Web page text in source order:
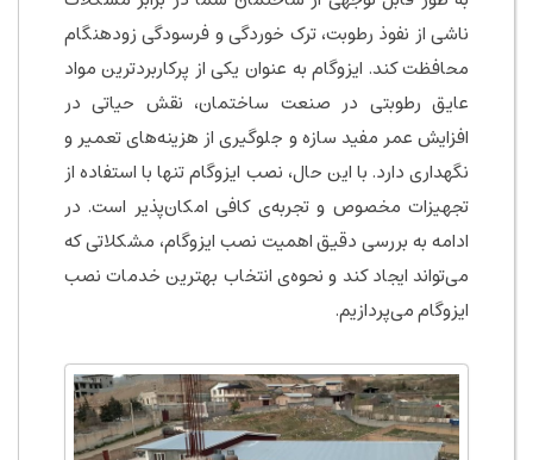
ناشی از نفوذ رطوبت، ترک خوردگی و فرسودگی زودهنگام
محافظت کند. ایزوگام به عنوان یکی از پرکاربردترین مواد
عایق رطوبتی در صنعت ساختمان، نقش حیاتی در
افزایش عمر مفید سازه و جلوگیری از هزینه‌های تعمیر و
نگهداری دارد. با این حال، نصب ایزوگام تنها با استفاده از
تجهیزات مخصوص و تجربه‌ی کافی امکان‌پذیر است. در
ادامه به بررسی دقیق اهمیت نصب ایزوگام، مشکلاتی که
می‌تواند ایجاد کند و نحوه‌ی انتخاب بهترین خدمات نصب
ایزوگام می‌پردازیم.